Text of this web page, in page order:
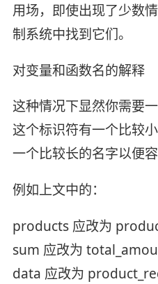
用场，即使出现了少数
制系统中找到它们。
对变量和函数名的解释
这种情况下显然你需要
这个标识符有一个比较
一个比较长的名字以便容
例如上文中的：
products 应改为
sum 应改为
data 应改为